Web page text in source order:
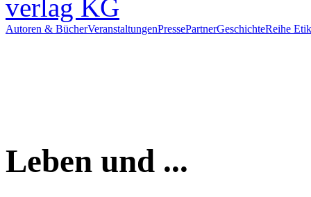
Autoren & BücherVeranstaltungenPressePartnerGeschichteReihe
Leben und ...